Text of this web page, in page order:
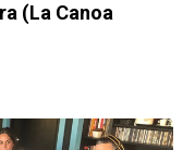
(La Canoa